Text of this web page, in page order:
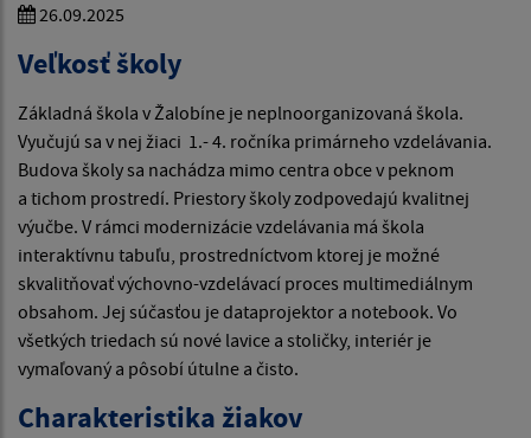
26.09.2025
Veľkosť školy
Základná škola v Žalobíne je neplnoorganizovaná škola.
Vyučujú sa v nej žiaci 1.- 4. ročníka primárneho vzdelávania.
Budova školy sa nachádza mimo centra obce v peknom
a tichom prostredí. Priestory školy zodpovedajú kvalitnej
výučbe. V rámci modernizácie vzdelávania má škola
interaktívnu tabuľu, prostredníctvom ktorej je možné
skvalitňovať výchovno-vzdelávací proces multimediálnym
obsahom. Jej súčasťou je dataprojektor a notebook. Vo
všetkých triedach sú nové lavice a stoličky, interiér je
vymaľovaný a pôsobí útulne a čisto.
Charakteristika žiakov